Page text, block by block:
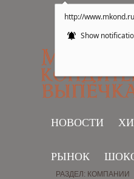
http://
Show
НОВОСТИ
РЫНОК
РАЗДЕЛ: КОМПАНИИ